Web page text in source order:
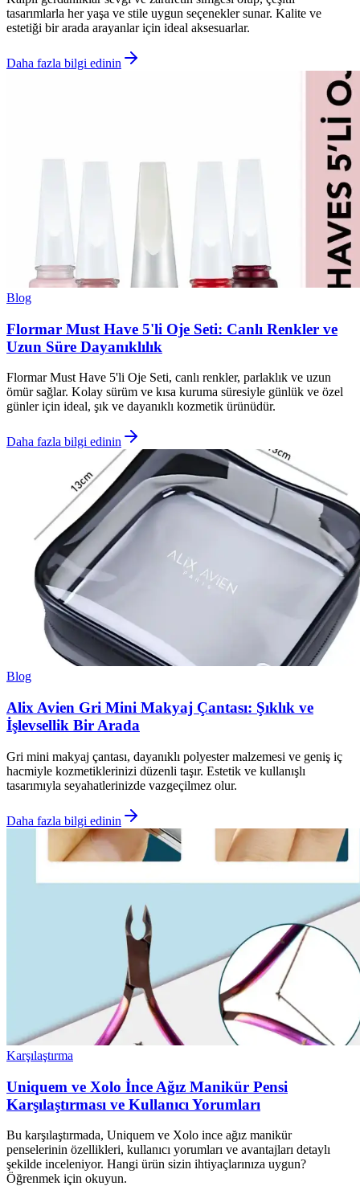
tasarımlarla her yaşa ve stile uygun seçenekler sunar. Kalite ve
estetiği bir arada arayanlar için ideal aksesuarlar.
Daha fazla bilgi edinin
Blog
Flormar Must Have 5'li Oje Seti: Canlı Renkler ve
Uzun Süre Dayanıklılık
Flormar Must Have 5'li Oje Seti, canlı renkler, parlaklık ve uzun
ömür sağlar. Kolay sürüm ve kısa kuruma süresiyle günlük ve özel
günler için ideal, şık ve dayanıklı kozmetik ürünüdür.
Daha fazla bilgi edinin
Blog
Alix Avien Gri Mini Makyaj Çantası: Şıklık ve
İşlevsellik Bir Arada
Gri mini makyaj çantası, dayanıklı polyester malzemesi ve geniş iç
hacmiyle kozmetiklerinizi düzenli taşır. Estetik ve kullanışlı
tasarımıyla seyahatlerinizde vazgeçilmez olur.
Daha fazla bilgi edinin
Karşılaştırma
Uniquem ve Xolo İnce Ağız Manikür Pensi
Karşılaştırması ve Kullanıcı Yorumları
Bu karşılaştırmada, Uniquem ve Xolo ince ağız manikür
penselerinin özellikleri, kullanıcı yorumları ve avantajları detaylı
şekilde inceleniyor. Hangi ürün sizin ihtiyaçlarınıza uygun?
Öğrenmek için okuyun.